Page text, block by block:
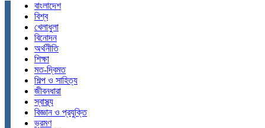
বাংলাদেশ
বিশ্ব
খেলাধুলা
বিনোদন
অর্থনীতি
শিক্ষা
মত-দ্বিমত
শিল্প ও সাহিত্য
জীবনধারা
স্বাস্থ্য
বিজ্ঞান ও প্রযুক্তি
ভ্রমণ